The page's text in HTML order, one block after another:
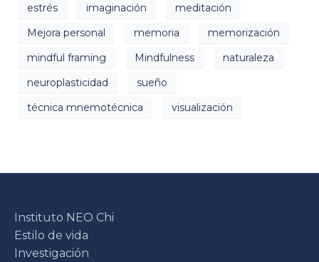
estrés
imaginación
meditación
Mejora personal
memoria
memorización
mindful framing
Mindfulness
naturaleza
neuroplasticidad
sueño
técnica mnemotécnica
visualización
Instituto NEO Chi
Estilo de vida
Investigación